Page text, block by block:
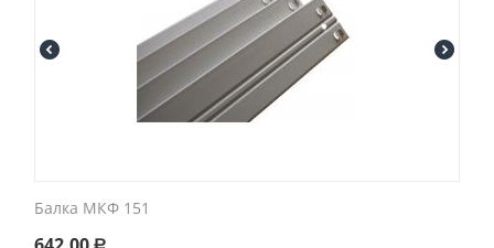
Балка МКФ 151
Р